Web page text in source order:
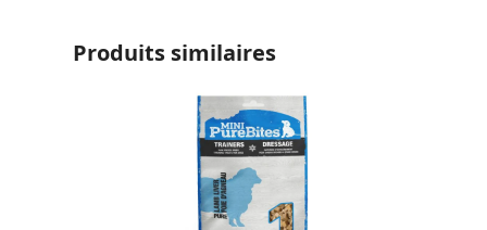
Produits similaires